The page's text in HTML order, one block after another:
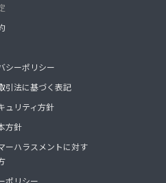
シーポリシー
引法に基づく表記
ュリティ方針
方針
ーハラスメントに対す
ポリシー